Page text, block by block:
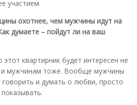
участием.
охотнее, чем мужчины идут на
думаете – пойдут ли на ваш
квартирник будет интересен не
мужчинам тоже. Вообще мужчины
и думать о любви, просто